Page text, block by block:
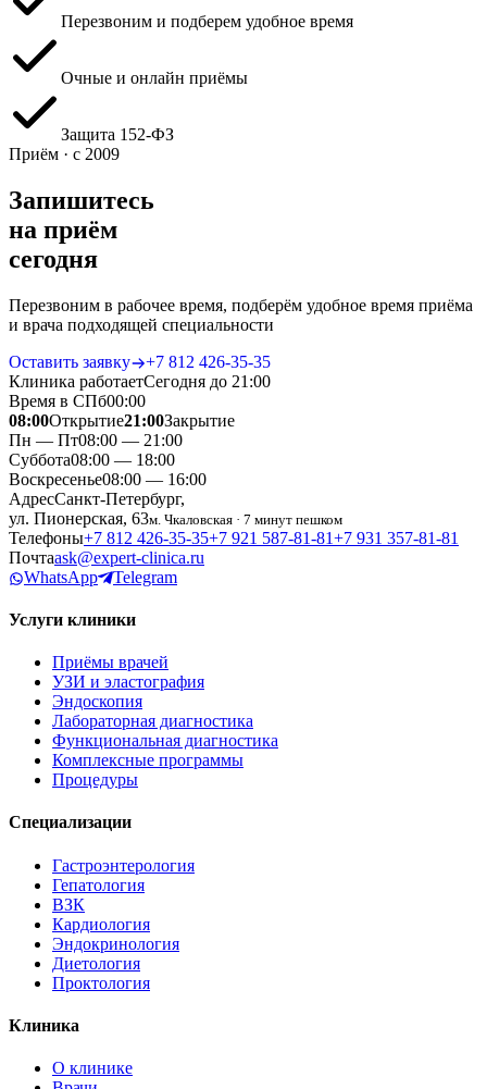
Перезвоним и подберем удобное время
Очные и онлайн приёмы
Защита 152‑ФЗ
Приём · с 2009
Запишитесь
на приём
сегодня
Перезвоним в рабочее время, подберём удобное время приёма
и врача подходящей специальности
Оставить заявку
+7 812 426‑35‑35
Клиника работаетСегодня до 21:00
Время в СПб00:00
08:00Открытие21:00Закрытие
Пн — Пт08:00 — 21:00
Суббота08:00 — 18:00
Воскресенье08:00 — 16:00
АдресСанкт-Петербург,
ул. Пионерская, 63м. Чкаловская · 7 минут пешком
Телефоны+7 812 426‑35‑35+7 921 587‑81‑81+7 931 357‑81‑81
Почтаask@expert-clinica.ru
WhatsApp
Telegram
Услуги клиники
Приёмы врачей
УЗИ и эластография
Эндоскопия
Лабораторная диагностика
Функциональная диагностика
Комплексные программы
Процедуры
Специализации
Гастроэнтерология
Гепатология
ВЗК
Кардиология
Эндокринология
Диетология
Проктология
Клиника
О клинике